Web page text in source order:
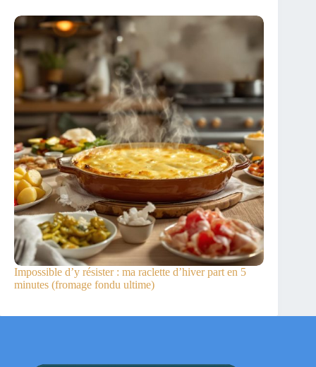
Impossible d’y résister : ma raclette d’hiver part en 5
minutes (fromage fondu ultime)